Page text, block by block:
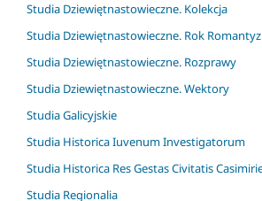
Studia Dziewiętnastowieczne. Kolekcja
Studia Dziewiętnastowieczne. Rok
Studia Dziewiętnastowieczne. Rozprawy
Studia Dziewiętnastowieczne. Wektory
Studia Galicyjskie
Studia Historica Iuvenum Investigatorum
Studia Historica Res Gestas Civitatis
Studia Regionalia